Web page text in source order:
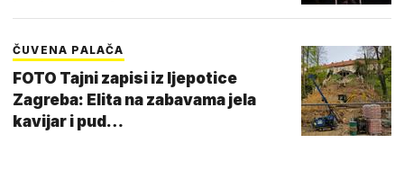
ČUVENA PALAČA
FOTO Tajni zapisi iz ljepotice
Zagreba: Elita na zabavama jela
kavijar i pud…